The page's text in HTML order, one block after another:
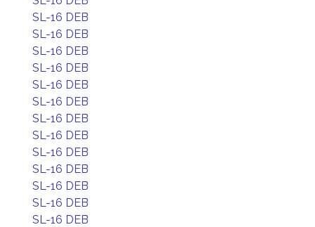
SL-16 DEB
SL-16 DEB
SL-16 DEB
SL-16 DEB
SL-16 DEB
SL-16 DEB
SL-16 DEB
SL-16 DEB
SL-16 DEB
SL-16 DEB
SL-16 DEB
SL-16 DEB
SL-16 DEB